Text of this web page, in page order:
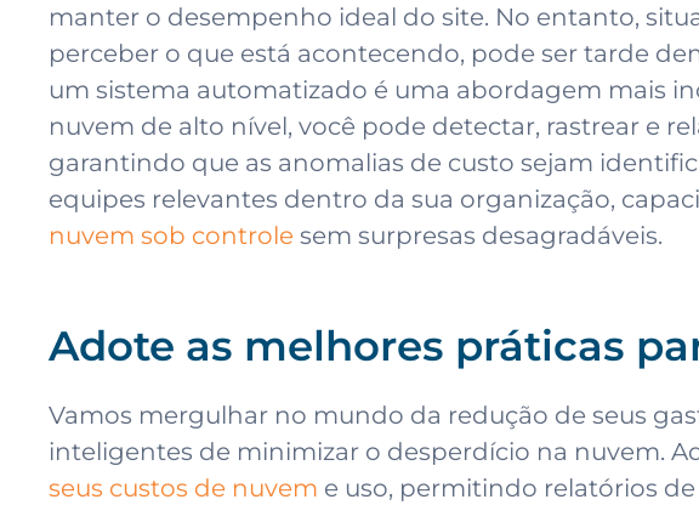
manter o desempenho ideal do site. No entanto,
perceber o que está acontecendo, pode ser tarde
um sistema automatizado é uma abordagem mais
nuvem de alto nível, você pode detectar, rastrear e
garantindo que as anomalias de custo sejam
equipes relevantes dentro da sua organização,
nuvem sob controle sem surpresas desagradáveis.
Adote as melhores práticas
Vamos mergulhar no mundo da redução de seus
inteligentes de minimizar o desperdício na nuvem.
seus custos de nuvem e uso, permitindo relatórios